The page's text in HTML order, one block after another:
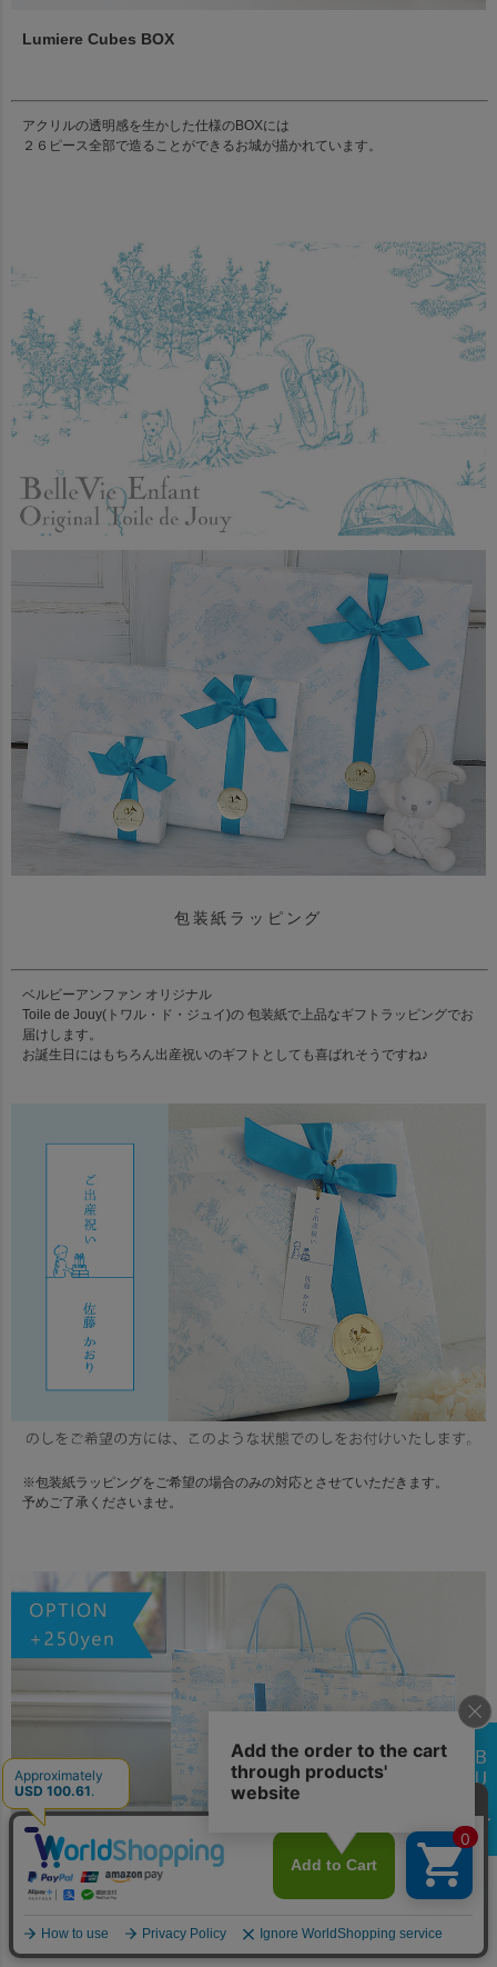
Lumiere Cubes BOX
アクリルの透明感を生かした仕様のBOXには
２６ピース全部で造ることができるお城が描かれています。
包装紙ラッピング
ベルビーアンファン オリジナル
Toile de Jouy(トワル・ド・ジュイ)の 包装紙で上品なギフトラッピングでお
届けします。
お誕生日にはもちろん出産祝いのギフトとしても喜ばれそうですね♪
※包装紙ラッピングをご希望の場合のみの対応とさせていただきます。
予めご了承くださいませ。
オリジナルギフトバッグ（有償）